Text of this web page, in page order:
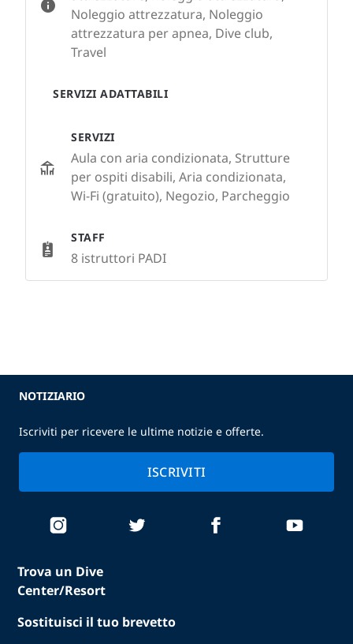
Noleggio attrezzatura, Noleggio
attrezzatura per apnea, Dive club,
Travel
SERVIZI ADATTABILI
SERVIZI
Aula con aria condizionata, Strutture
per ospiti disabili, Aria condizionata,
Wi-Fi (gratuito), Negozio, Parcheggio
STAFF
8 istruttori PADI
Trova un Dive
Center/Resort
Sostituisci il tuo brevetto
NOTIZIARIO
Iscriviti per ricevere le ultime notizie e offerte.
ISCRIVITI